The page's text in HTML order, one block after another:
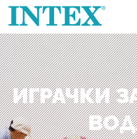
ИГРАЧКИ